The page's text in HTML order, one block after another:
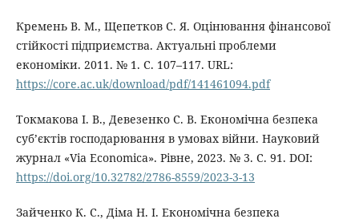
Кремень В. М., Щепетков С. Я. Оцінювання фінансової
стійкості підприємства. Актуальні проблеми
економіки. 2011. № 1. С. 107–117. URL:
https://core.ac.uk/download/pdf/141461094.pdf
Токмакова І. В., Девезенко С. В. Економічна безпека
суб’єктів господарювання в умовах війни. Науковий
журнал «Via Economica». Рівне, 2023. № 3. С. 91. DOI:
https://doi.org/10.32782/2786-8559/2023-3-13
Зайченко К. С., Діма Н. І. Економічна безпека